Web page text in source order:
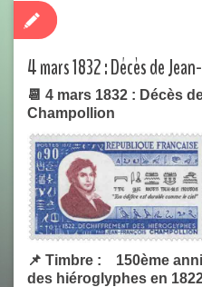
4 mars 1832 : Décès de
📆 4 mars 1832 : Décès
Champollion
📌 Timbre : 150ème
des hiéroglyphes en